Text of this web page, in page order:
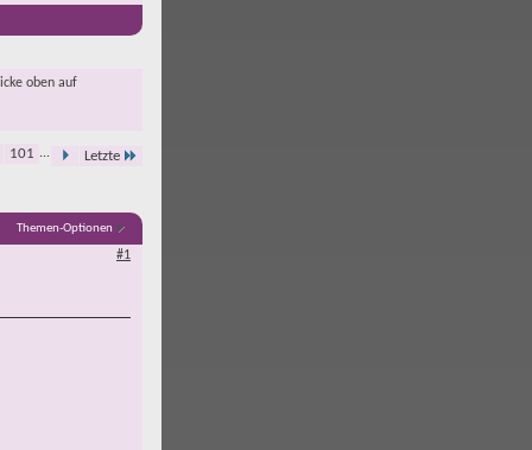
oben auf
101 ... Letzte
Themen-Optionen
#1